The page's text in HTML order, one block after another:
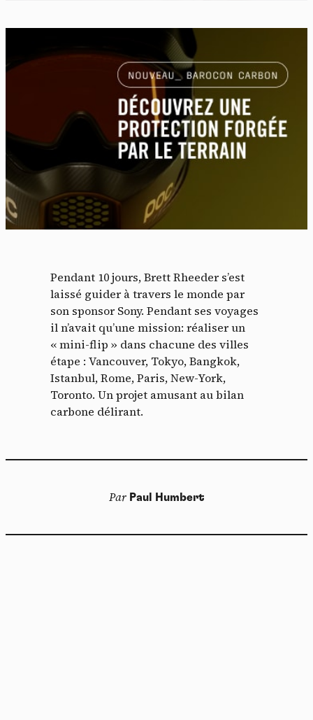
Pendant 10 jours, Brett Rheeder s’est
laissé guider à travers le monde par
son sponsor Sony. Pendant ses voyages
il n’avait qu’une mission: réaliser un
« mini-flip » dans chacune des villes
étape : Vancouver, Tokyo, Bangkok,
Istanbul, Rome, Paris, New-York,
Toronto. Un projet amusant au bilan
carbone délirant.
Par Paul Humbert